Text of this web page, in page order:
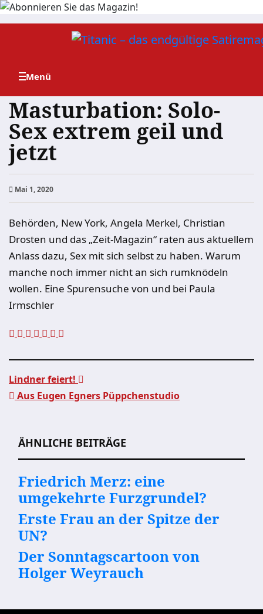
Zum
Masturbation: Solo-
Sex extrem geil und
jetzt
Mai 1, 2020
Behörden, New York, Angela Merkel, Christian
Drosten und das „Zeit-Magazin“ raten aus aktuellem
Anlass dazu, Sex mit sich selbst zu haben. Warum
manche noch immer nicht an sich rumknödeln
wollen. Eine Spurensuche von und bei Paula
Irmschler
Lindner feiert!
Aus Eugen Egners Püppchenstudio
ÄHNLICHE BEITRÄGE
Friedrich Merz: eine
umgekehrte Furzgrundel?
Erste Frau an der Spitze der
UN?
Der Sonntagscartoon von
Holger Weyrauch